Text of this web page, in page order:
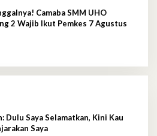
Camaba SMM UHO
2 Wajib Ikut Pemkes 7 Agustus
Dulu Saya Selamatkan, Kini Kau
Saya